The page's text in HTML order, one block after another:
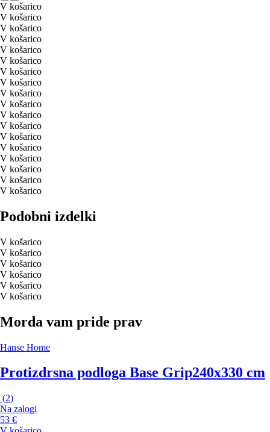
V košarico
V košarico
V košarico
V košarico
V košarico
V košarico
V košarico
V košarico
V košarico
V košarico
V košarico
V košarico
V košarico
V košarico
V košarico
V košarico
V košarico
V košarico
Podobni izdelki
V košarico
V košarico
V košarico
V košarico
V košarico
V košarico
Morda vam pride prav
Hanse Home
Protizdrsna podloga Base Grip240x330 cm
(2)
Na zalogi
53 €